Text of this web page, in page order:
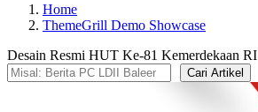
Home
ThemeGrill Demo Showcase
Desain Resmi HUT Ke-81 Kemerdekaan RI
Cari Artikel